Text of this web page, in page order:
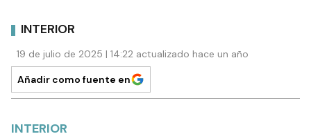
INTERIOR
19 de julio de 2025 | 14:22 actualizado hace un año
Añadir como fuente en
INTERIOR